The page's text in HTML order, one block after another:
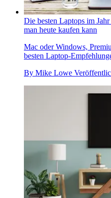
Die besten Laptops im
man heute kaufen kann
Mac oder Windows,
besten Laptop-
By Mike Lowe